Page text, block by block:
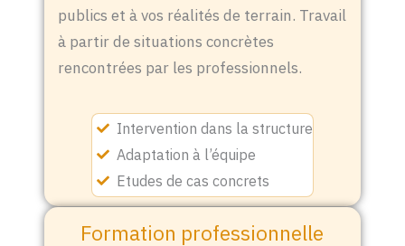
publics et à vos réalités de terrain. Travail
à partir de situations concrètes
rencontrées par les professionnels.
Intervention dans la structure
Adaptation à l’équipe
Etudes de cas concrets
Formation professionnelle